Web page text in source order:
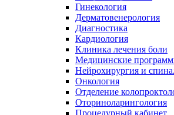
Гинекология
Дерматовенерология
Диагностика
Кардиология
Клиника лечения боли
Медицинские
Нейрохирургия и
Онкология
Отделение
Оториноларингология
Процедурный кабинет